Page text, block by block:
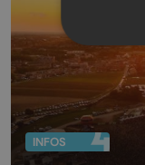
INFOS